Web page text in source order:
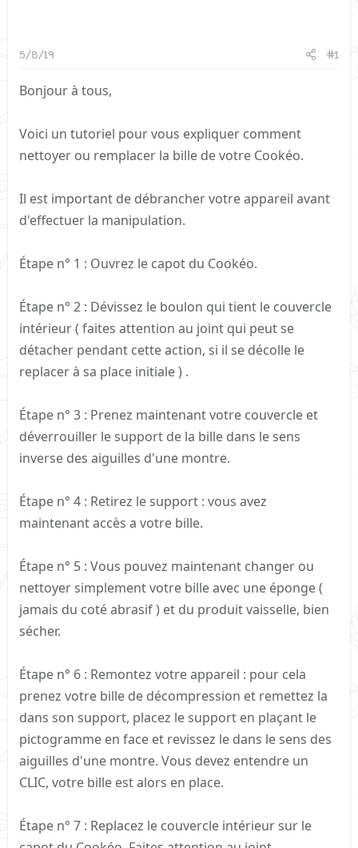
5/8/19 #1
Bonjour à tous,
Voici un tutoriel pour vous expliquer comment
nettoyer ou remplacer la bille de votre Cookéo.
Il est important de débrancher votre appareil avant
d'effectuer la manipulation.
Étape n° 1 : Ouvrez le capot du Cookéo.
Étape n° 2 : Dévissez le boulon qui tient le couvercle
intérieur ( faites attention au joint qui peut se
détacher pendant cette action, si il se décolle le
replacer à sa place initiale ) .
Étape n° 3 : Prenez maintenant votre couvercle et
déverrouiller le support de la bille dans le sens
inverse des aiguilles d'une montre.
Étape n° 4 : Retirez le support : vous avez
maintenant accès a votre bille.
Étape n° 5 : Vous pouvez maintenant changer ou
nettoyer simplement votre bille avec une éponge (
jamais du coté abrasif ) et du produit vaisselle, bien
sécher.
Étape n° 6 : Remontez votre appareil : pour cela
prenez votre bille de décompression et remettez la
dans son support, placez le support en plaçant le
pictogramme en face et revissez le dans le sens des
aiguilles d'une montre. Vous devez entendre un
CLIC, votre bille est alors en place.
Étape n° 7 : Replacez le couvercle intérieur sur le